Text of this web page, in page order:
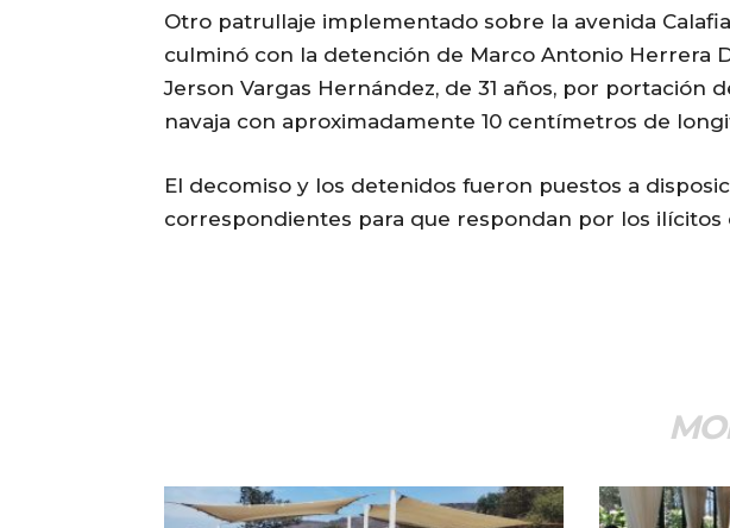
Otro patrullaje implementado sobre la avenida
culminó con la detención de Marco Antonio Herrera
Jerson Vargas Hernández, de 31 años, por portación
navaja con aproximadamente 10 centímetros de
El decomiso y los detenidos fueron puestos a
correspondientes para que respondan por los ilícitos